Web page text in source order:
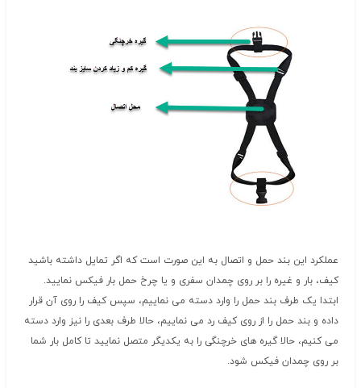
عملکرد این بند حمل و اتصال به این صورت است که اگر تمایل داشته باشید
کیف، بار و غیره را بر روی چمدان سفری و یا چرخ حمل بار فیکس نمایید.
ابتدا یک طرف بند حمل را وارد دسته می نماییم، سپس کیف را روی آن قرار
داده و بند حمل را از روی کیف رد می نماییم، حالا طرف بعدی را نیز وارد دسته
می کنیم، حالا گیره های خرچنگی را به یکدیگر متصل نمایید تا کامل بار شما
بر روی چمدان فیکس شود.